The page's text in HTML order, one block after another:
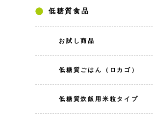
低糖質食品
お試し商品
低糖質ごはん（ロカゴ）
低糖質炊飯用米粒タイプ